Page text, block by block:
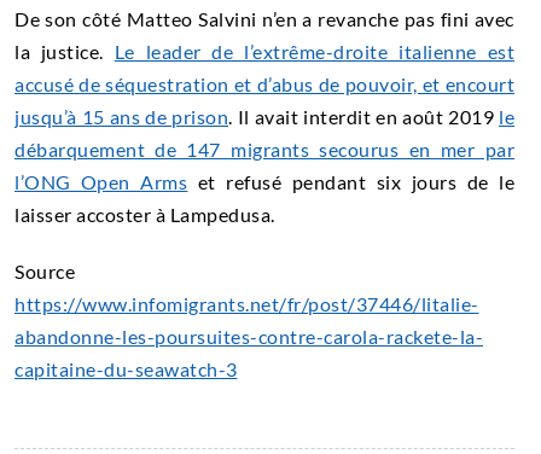
De son côté Matteo Salvini n’en a revanche pas fini avec
la justice. Le leader de l’extrême-droite italienne est
accusé de séquestration et d’abus de pouvoir, et encourt
jusqu’à 15 ans de prison. Il avait interdit en août 2019 le
débarquement de 147 migrants secourus en mer par
l’ONG Open Arms et refusé pendant six jours de le
laisser accoster à Lampedusa.
Source
https://www.infomigrants.net/fr/post/37446/litalie-
abandonne-les-poursuites-contre-carola-rackete-la-
capitaine-du-seawatch-3